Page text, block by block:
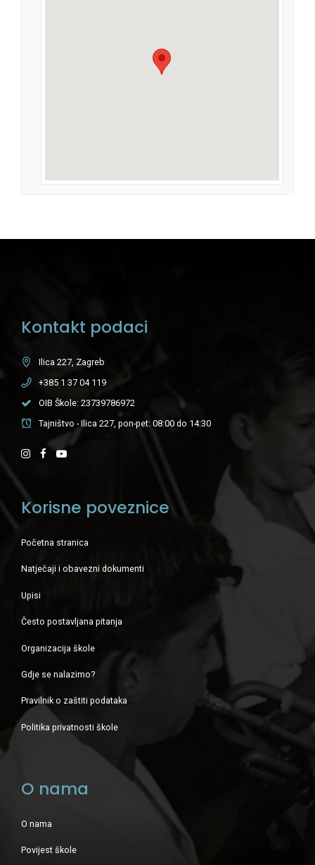
Kontakt podaci
Ilica 227, Zagreb
+385 1 37 04 119
OIB Škole: 23739786972
Tajništvo - Ilica 227, pon-pet: 08:00 do 14:30
Korisne poveznice
Početna stranica
Natječaji i obavezni dokumenti
Upisi
Često postavljana pitanja
Organizacija škole
Gdje se nalazimo?
Pravilnik o zaštiti podataka
Politika privatnosti škole
O nama
O nama
Povijest škole